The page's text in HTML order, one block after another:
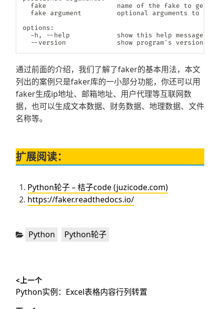
fake                  name of the fake to
  fake argument         optional arguments to
options :
-h , --help
            show this
help message
--version             show program's version
通过前面的介绍，我们了解了faker的基本用法，本文
列出的案例只是faker库的一小部分功能，你还可以用
faker生成ip地址、邮箱地址、用户代理等互联网数
据，也可以生成文本数据、财务数据、地理数据、文件
名称等。
扩展阅读：
Python轮子 – 桔子code (juzicode.com)
https://faker.readthedocs.io/
分
Python Python轮子
章
导
<上一个
上
Python实例：Excel表格内容行列转置